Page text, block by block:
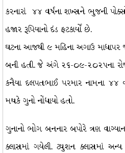
કરનારાં ૪૪ વર્ષના શખ્સને ભુજની
હજાર રૂપિયાનો દંડ ફટકાર્યો છે.
ઘટના આજથી ૯ મહિના અગાઉ
બની હતી. જે અંગે ૨૬-૦૯-૨૦૨૫ના
કનૈયા દલપતભાઈ પરમાર નામના ૪૪
મથકે ગુનો નોંધાયો હતો.
ગુનાનો ભોગ બનનાર બપોરે ત્રણ
ક્લાસમાં ગયેલી. ટ્યુશન ક્લાસમાં અન્ય